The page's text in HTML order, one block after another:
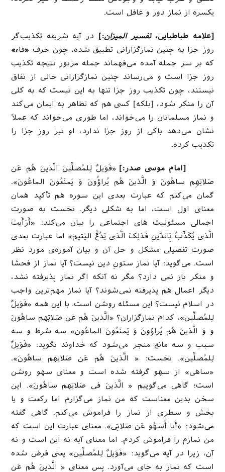
یکسره از نماز دور و غافل است.
[علامه طباطبایی،تفسیر المیزان:]
در آیه‌ شریفه تكذیب‌گر
روز جزا به چنین نمازگزارانى تطبیق شده، چون حرف «فاء»
كه بر سر جمله آمده مى‌فهماند جمله مزبور نتیجه تكذیب
روز جزا است و مى‌رساند چنین نمازگزارانى خالى از نفاق
نیستند، چون تكذیب روز جزا تنها به این نیست كه به كلى
آن را منكر شود، [بلکه] كسى هم كه تظاهر به ایمان مى‌كند
و نماز مسلمانان را مى‌خواند، اما طورى مى‌خواند كه عملاً
نشان مى‌دهد باكى از روز جزا ندارد، او نیز روز جزا را
تكذیب كرده.
[امام موسی صدر:] «فَوَیلٌ لِلمُصلِّینَ الّذینَ هُم عَن
صَلاتِهِم ساهُونَ وَ الَّذینَ هُم یُراؤُونَ وَ یَمنَعُونَ الماعُونَ».
گمان می‌کنم که عبارت بعدی این سوره هم تأکید همان
معنای اول است، اما به شکلی دیگر. نخست به صورت
اجمالی مسئولیت های اجتماعی را بیان می‌کند: «أَرَأَیتَ
الَّذی یُکَذِّبُ بَِالدّینِ فَذلِکَ الَّذی یَدُعُّ الیَتیم» اما عبارت بعدی
صورت تفصیلی مشکل و حل آن و بیان آموزه‌ی مورد نظر
است. می‌گوید: آیا نماز ستونِ دین نیست؟ آیا نماز از فحشا
و منکر باز نمی دارد؟ مگر نه آنکه اگر نماز پذیرفته نشد،
دیگر اعمال هم پذیرفته نمی‌شوند؟ آیا نماز مهم‌ترین واجب
در اسلام نیست؟ این مسئله روشن است. با این همه «فَوَیلٌ
لِلمُصلِّین»، کدام نمازگزاران؟ «الَّذینَ هُم عَن صَلاتِهم ساهُونَ
و وَ الَّذینَ هُم یُراؤونَ وَ یَمنَعُونَ الماعُون» سه شرط و سه
سبب و سه مانع منجر می‌شود که خداوند بگوید: «فَوَیلٌ
لِلمُصلِّین». نخست: « الَّذینَ هُم عَن صَلاتِهم ساهُونَ».
«ساهی» از سهو گرفته شده است و معنای سهو روشن
است؛ گاهی می‌گوییم « الَّذینَ فی صَلاتِهم ساهُونَ». این
سخن بدین معناست که من نماز می‌گزارم اما رکعت و یا
بخش و سطری از نماز را فراموش می‌کنم. گاهی گفته
می‌شود: «أَنا أَسهُو عَن صَلاتِی». معنای عبارت این است که
من نمازم را فراموش کردم. اما معنای آیه نه این است و نه
آن، زیرا در آیه می‌گوید: «فَوَیلٌ لِلمُصلِّین» یعنی فرض شده
است که نماز به جای می‌آورد. پس معنای « الَّذینَ هُم عَن